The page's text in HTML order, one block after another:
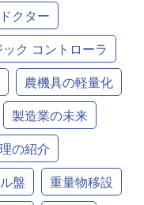
クター
ク コントローラ
農機具の軽量化
製造業の未来
の紹介
盤
重量物移設